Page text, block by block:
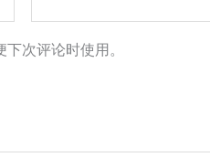
次评论时使用。